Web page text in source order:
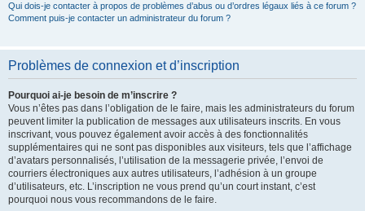
Qui dois-je contacter à propos de problèmes d’abus ou d’ordres légaux liés à ce forum ?
Comment puis-je contacter un administrateur du forum ?
Problèmes de connexion et d’inscription
Pourquoi ai-je besoin de m’inscrire ?
Vous n’êtes pas dans l’obligation de le faire, mais les administrateurs du forum
peuvent limiter la publication de messages aux utilisateurs inscrits. En vous
inscrivant, vous pouvez également avoir accès à des fonctionnalités
supplémentaires qui ne sont pas disponibles aux visiteurs, tels que l’affichage
d’avatars personnalisés, l’utilisation de la messagerie privée, l’envoi de
courriers électroniques aux autres utilisateurs, l’adhésion à un groupe
d’utilisateurs, etc. L’inscription ne vous prend qu’un court instant, c’est
pourquoi nous vous recommandons de le faire.